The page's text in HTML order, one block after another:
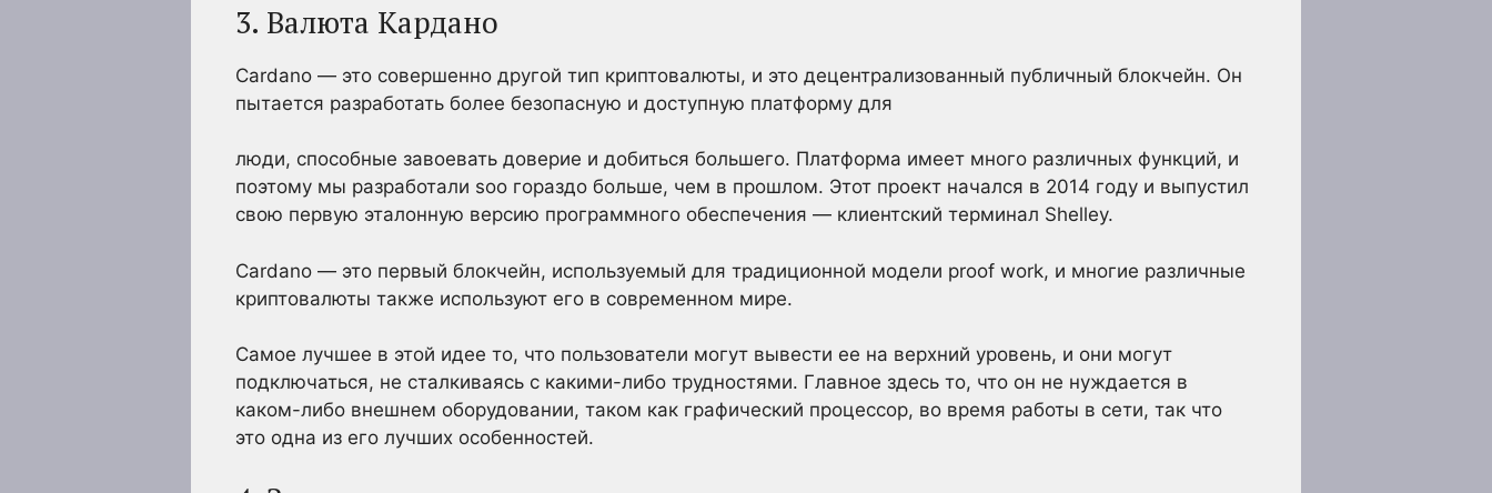
3. Валюта Кардано
Cardano — это совершенно другой тип криптовалюты, и это децентрализованный публичный блокчейн. Он
пытается разработать более безопасную и доступную платформу для
люди, способные завоевать доверие и добиться большего. Платформа имеет много различных функций, и
поэтому мы разработали soo гораздо больше, чем в прошлом. Этот проект начался в 2014 году и выпустил
свою первую эталонную версию программного обеспечения — клиентский терминал Shelley.
Cardano — это первый блокчейн, используемый для традиционной модели proof work, и многие различные
криптовалюты также используют его в современном мире.
Самое лучшее в этой идее то, что пользователи могут вывести ее на верхний уровень, и они могут
подключаться, не сталкиваясь с какими-либо трудностями. Главное здесь то, что он не нуждается в
каком-либо внешнем оборудовании, таком как графический процессор, во время работы в сети, так что
это одна из его лучших особенностей.